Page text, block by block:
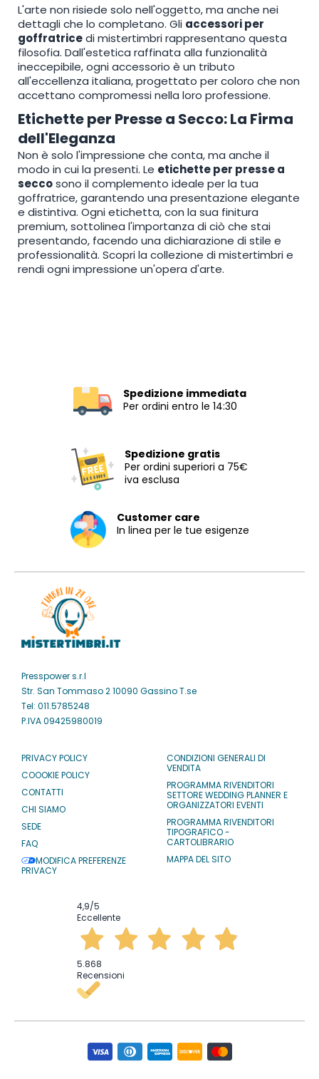
L'arte non risiede solo nell'oggetto, ma anche nei
dettagli che lo completano. Gli accessori per
goffratricedi mistertimbri rappresentano questa
filosofia. Dall'estetica raffinata alla funzionalità
ineccepibile, ogni accessorio è un tributo
all'eccellenza italiana, progettato per coloro che non
accettano compromessi nella loro professione.
Etichette per Presse a Secco: La Firma
dell'Eleganza
Non è solo l'impressione che conta, ma anche il
modo in cui la presenti. Le etichette per presse a
seccosono il complemento ideale per la tua
goffratrice, garantendo una presentazione elegante
e distintiva. Ogni etichetta, con la sua finitura
premium, sottolinea l'importanza di ciò che stai
presentando, facendo una dichiarazione di stile e
professionalità. Scopri la collezione di mistertimbri e
rendi ogni impressione un'opera d'arte.
Spedizione immediata
Per ordini entro le 14:30
Spedizione gratis
Per ordini superiori a 75€
iva esclusa
Customer care
In linea per le tue esigenze
Presspower s.r.l
Str. San Tommaso 2 10090 Gassino T.se
Tel: 011.5785248
P.IVA 09425980019
PRIVACY POLICY
COOOKIE POLICY
CONTATTI
CHI SIAMO
SEDE
FAQ
MODIFICA PREFERENZE
PRIVACY
CONDIZIONI GENERALI DI
VENDITA
PROGRAMMA RIVENDITORI
SETTORE WEDDING PLANNER E
ORGANIZZATORI EVENTI
PROGRAMMA RIVENDITORI
TIPOGRAFICO -
CARTOLIBRARIO
MAPPA DEL SITO
4,9/5
Eccellente
5.868
Recensioni